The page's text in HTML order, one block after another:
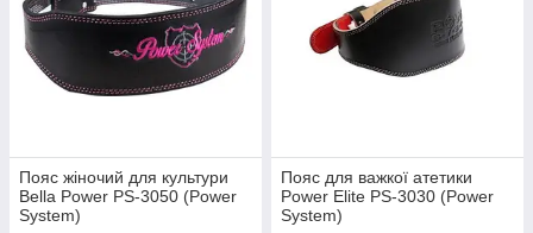
Пояс жіночий для культури
Bella Power PS-3050 (Power
System)
Пояс для важкої атетики
Power Elite PS-3030 (Power
System)